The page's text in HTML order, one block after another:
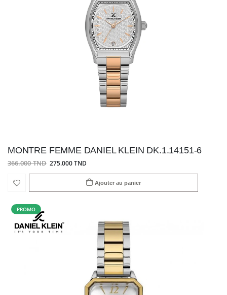
MONTRE FEMME DANIEL KLEIN DK.1.14151-6
366.000 TND 275.000 TND
Ajouter au panier
PROMO